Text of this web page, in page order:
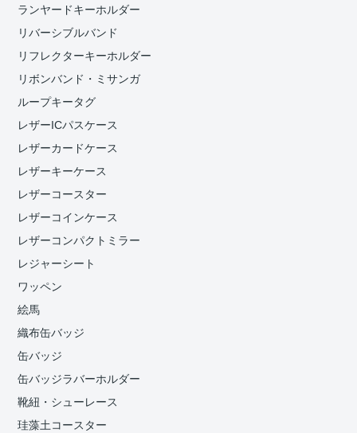
ランヤードキーホルダー
リバーシブルバンド
リフレクターキーホルダー
リボンバンド・ミサンガ
ループキータグ
レザーICパスケース
レザーカードケース
レザーキーケース
レザーコースター
レザーコインケース
レザーコンパクトミラー
レジャーシート
ワッペン
絵馬
織布缶バッジ
缶バッジ
缶バッジラバーホルダー
靴紐・シューレース
珪藻土コースター